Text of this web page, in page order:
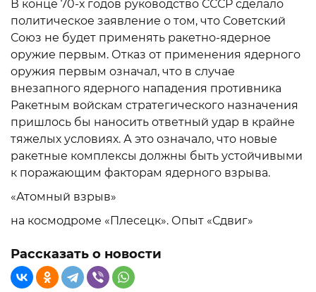
В конце 70-х годов руководство СССР сделало
политическое заявление о том, что Советский
Союз не будет применять ракетно-ядерное
оружие первым. Отказ от применения ядерного
оружия первым означал, что в случае
внезапного ядерного нападения противника
Ракетным войскам стратегического назначения
пришлось бы наносить ответный удар в крайне
тяжелых условиях. А это означало, что новые
ракетные комплексы должны быть устойчивыми
к поражающим факторам ядерного взрыва.
«Атомный взрыв»
на космодроме «Плесецк». Опыт «Сдвиг»
Рассказать о новости